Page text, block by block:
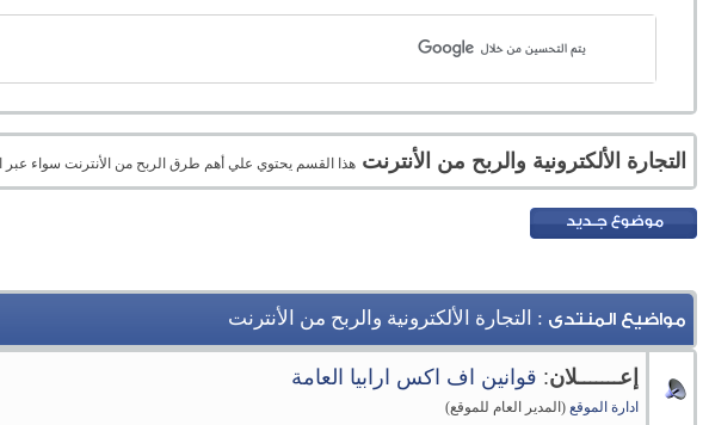
التجارة الألكترونية والربح من الأنترنت هذا القسم يحتوي علي أهم طرق الربح من الأنترنت سواء عبر
مواضيع المنتدى : التجارة الألكترونية والربح من الأنترنت
إعـــــــلان: قوانين اف اكس ارابيا العامة
ادارة الموقع (المدير العام للموقع)